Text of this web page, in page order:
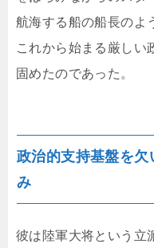
航海する船の船長のよ
これから始まる厳しい
固めたのであった。
政治的支持基盤を
み
彼は陸軍大将という立